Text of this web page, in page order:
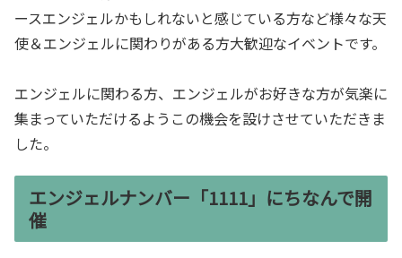
ースエンジェルかもしれないと感じている方など様々な天
使＆エンジェルに関わりがある方大歓迎なイベントです。
エンジェルに関わる方、エンジェルがお好きな方が気楽に
集まっていただけるようこの機会を設けさせていただきま
した。
エンジェルナンバー「1111」にちなんで開
催